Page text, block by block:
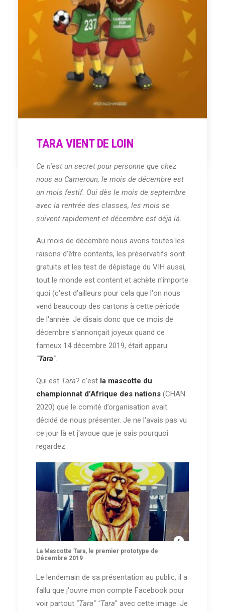
Samuel Eto'o Fils
Et pour finir au Cameroun on ne connait pas
"M Boma", mais plutôtMboma patrick
Si vous voulez lire un autre article sur le CHAN
2020 c'estici.
#TotalCHAN2020
#CocanCmr2021
by Salma Amadore
TARA VIENT DE LOIN
Ce n'est un secret pour personne que chez
nous au Cameroun, le mois de décembre est
un mois festif. Oui dès le mois de septembre
avec la rentrée des classes, les mois se
suivent rapidement et décembre est déjà là.
Au mois de décembre nous avons toutes les
raisons d'être contents, les préservatifs sont
gratuits et les test de dépistage du VIH aussi,
tout le monde est content et achète n'importe
quoi (c'est d'ailleurs pour cela que l'on nous
vend beaucoup des cartons à cette période
de l'année. Je disais donc que ce mois de
décembre s'annonçait joyeux quand ce
fameux 14 décembre 2019, était apparu
"Tara".
Qui est Tara? c'est la mascotte du
championnat d’Afrique des nations (CHAN
2020) que le comité d’organisation avait
décidé de nous présenter. Je ne l'avais pas vu
ce jour là et j'avoue que je sais pourquoi
regardez.
La Mascotte Tara, le premier prototype de
Décembre 2019
Le lendemain de sa présentation au public, il a
fallu que j'ouvre mon compte Facebook pour
voir partout "Tara" "Tara" avec cette image. Je